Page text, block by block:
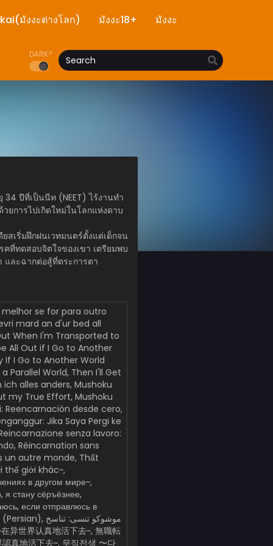
มังงะต่างโลก) มังงะ18+ มังงะ
DARK?
34 ปีที่เป็นนีท (NEET) ไร้งานทำ
ยการไปเกิดใหม่ในโลกแห่งดาบ
ยสเริ่มฝึกฝนเวทมนตร์ตั้งแต่เด็กจน
ที่ทดสอบจิตใจของเขา เตรียมพบ
ละฉากต่อสู้ที่ตระการตา
se for para outro
mard an d'ur bed all
When I'm Transported to
All Out if I Go to Another
If I Go to Another World
Parallel World, Then I'll Get
alles anders, Mushoku
my True Effort, Mushoku
Reencarnación desde cero,
Jika Saya Pergi ke
senza lavoro:
Réincarnation sans
un autre monde, Thất
thế giới khác~,
в другом мире~,
я стану сёръёзнее,
если отправлюсь в
真地活下去~, 무직전생 〜다